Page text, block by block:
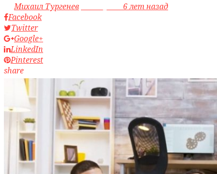
byМихаил Тургенев
6 лет назад
Facebook
Twitter
Google+
LinkedIn
Pinterest
share